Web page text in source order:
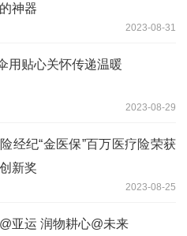
神器
2023-08-31
用贴心关怀传递温暖
2023-08-29
经纪“金医保”百万医疗险荣获
新奖
2023-08-25
亚运 润物耕心@未来